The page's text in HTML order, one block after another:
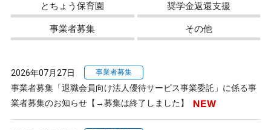
とちょう保育園 奨学金返還支援
事業者募集 その他
2026年07月27日 事業者募集
事業者募集「退職会員向け法人優待サービス事業委託」に係る事
業者募集のお知らせ【→募集は終了しました】